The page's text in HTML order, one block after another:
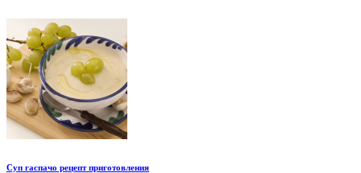
Суп гаспачо рецепт приготовления